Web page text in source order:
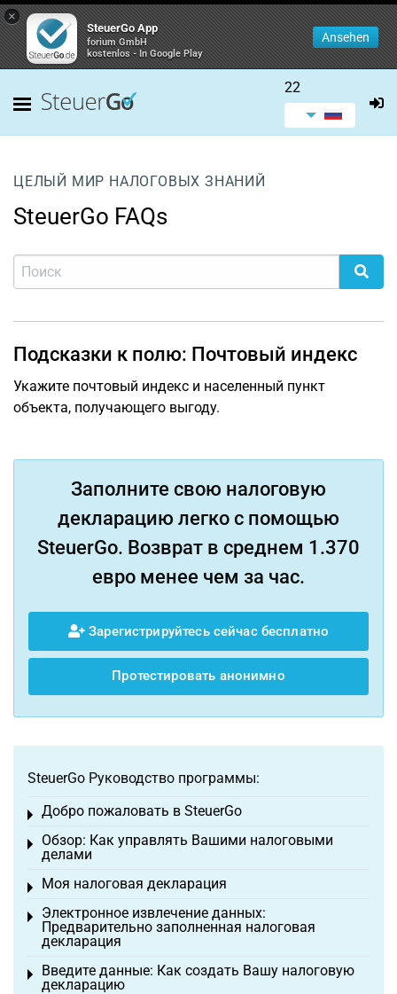
×
SteuerGo App
forium GmbH
kostenlos - In Google Play
Ansehen
22
ЦЕЛЫЙ МИР НАЛОГОВЫХ ЗНАНИЙ
SteuerGo FAQs
Подсказки к полю: Почтовый индекс
Укажите почтовый индекс и населенный пункт
объекта, получающего выгоду.
Заполните свою налоговую
декларацию легко с помощью
SteuerGo. Возврат в среднем 1.370
евро менее чем за час.
Зарегистрируйтесь сейчас бесплатно
Протестировать анонимно
SteuerGo Руководство программы:
Добро пожаловать в SteuerGo
Toggle menu
Обзор: Как управлять Вашими налоговыми
делами
Toggle menu
Моя налоговая декларация
Toggle menu
Электронное извлечение данных:
Предварительно заполненная налоговая
декларация
Toggle menu
Введите данные: Как создать Вашу налоговую
декларацию
Toggle menu